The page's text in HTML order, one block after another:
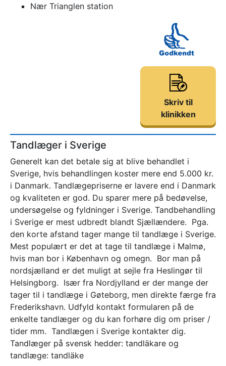
Nær Trianglen station
Skriv til
klinikken
Tandlæger i Sverige
Generelt kan det betale sig at blive behandlet i
Sverige, hvis behandlingen koster mere end 5.000 kr.
i Danmark. Tandlægepriserne er lavere end i Danmark
og kvaliteten er god. Du sparer mere på bedøvelse,
undersøgelse og fyldninger i Sverige. Tandbehandling
i Sverige er mest udbredt blandt Sjællændere. Pga.
den korte afstand tager mange til tandlæge i Sverige.
Mest populært er det at tage til tandlæge i Malmø,
hvis man bor i København og omegn. Bor man på
nordsjælland er det muligt at sejle fra Heslingør til
Helsingborg. Især fra Nordjylland er der mange der
tager til i tandlæge i Gøteborg, men direkte færge fra
Frederikshavn. Udfyld kontakt formularen på de
enkelte tandlæger og du kan forhøre dig om priser /
tider mm. Tandlægen i Sverige kontakter dig.
Tandlæger på svensk hedder: tandläkare og
tandlæge: tandläke